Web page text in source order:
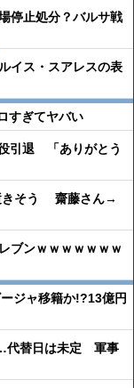
停止処分？バルサ戦
イス・スアレスの表
すぎてヤバい
引退 「ありがとう
きそう 齋藤さん→
ブンｗｗｗｗｗｗｗ
ジャ移籍か!?13億円
…代替日は未定 軍事